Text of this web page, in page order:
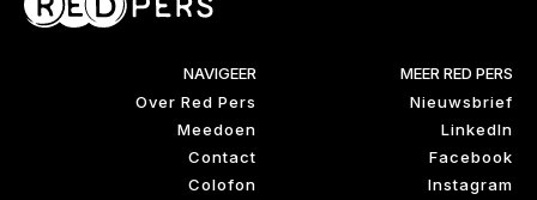
NAVIGEER
Over Red Pers
Meedoen
Contact
Colofon
MEER RED PERS
Nieuwsbrief
LinkedIn
Facebook
Instagram